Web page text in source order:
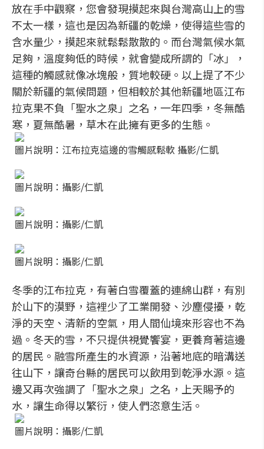
放在手中觀察，您會發現摸起來與台灣高山上的雪
不太一樣，這也是因為新疆的乾燥，使得這些雪的
含水量少，摸起來就鬆鬆散散的。而台灣氣候水氣
足夠，溫度夠低的時候，就會變成所謂的「冰」，
這種的觸感就像冰塊般，質地較硬。以上提了不少
關於新疆的氣候問題，但相較於其他新疆地區江布
拉克果不負「聖水之泉」之名，一年四季，冬無酷
寒，夏無酷暑，草木在此擁有更多的生態。
圖片說明：江布拉克這邊的雪觸感鬆軟 攝影/仁凱
圖片說明：攝影/仁凱
圖片說明：攝影/仁凱
圖片說明：攝影/仁凱
冬季的江布拉克，有著白雪覆蓋的連綿山群，有別
於山下的漠野，這裡少了工業開發、沙塵侵擾，乾
淨的天空、清新的空氣，用人間仙境來形容也不為
過。冬天的雪，不只提供視覺饗宴，更養育著這邊
的居民。融雪所產生的水資源，沿著地底的暗溝送
往山下，讓奇台縣的居民可以飲用到乾淨水源。這
邊又再次強調了「聖水之泉」之名，上天賜予的
水，讓生命得以繁衍，使人們恣意生活。
圖片說明：攝影/仁凱